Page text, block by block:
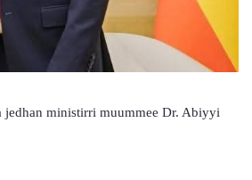
ministirri muummee Dr. Abiyyi